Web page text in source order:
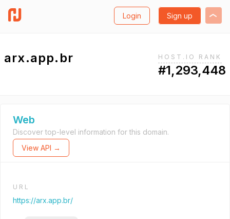
Login Sign up
arx.app.br HOST.IO RANK
#1,293,448
Web
Discover top-level information for this domain.
View API →
URL
https://arx.app.br/